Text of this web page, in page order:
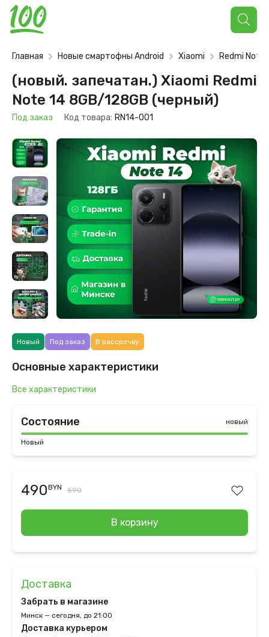
Поиск
товаров
Главная Новые смартофны Android Xiaomi Redmi Note
(новый. запечатан.) Xiaomi Redmi
Note 14 8GB/128GB (черный)
Под заказ Код товара: RN14-001
Новый Под заказ В рассрочку
Основные характеристики
Все характеристики
Состояние новый
Новый
490BYN 590
В корзину
Доставка
Забрать в магазине
Минск — сегодня, до 21:00
Доставка курьером